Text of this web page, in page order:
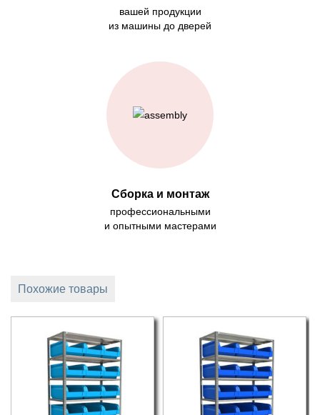
вашей продукции
из машины до дверей
Сборка и монтаж
профессиональными
и опытными мастерами
Похожие товары